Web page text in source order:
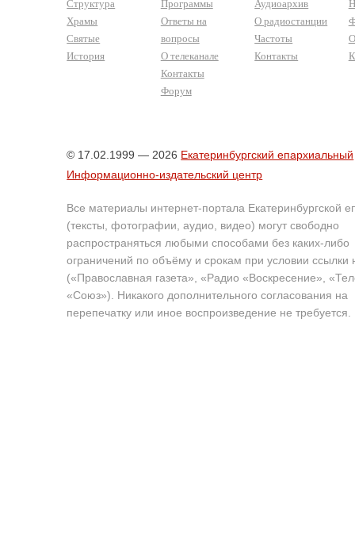
Структура
Храмы
Святые
История
Программы
Ответы на
вопросы
О телеканале
Контакты
Форум
Аудиоархив
О радиостанции
Частоты
Контакты
© 17.02.1999 — 2026 Екатеринбургский епархиальный
Информационно-издательский центр
Все материалы интернет-портала Екатеринбургской
(тексты, фотографии, аудио, видео) могут свободно
распространяться любыми способами без каких-либо
ограничений по объёму и срокам при условии ссылки
(«Православная газета», «Радио «Воскресение»,
«Союз»). Никакого дополнительного согласования на
перепечатку или иное воспроизведение не требуется.